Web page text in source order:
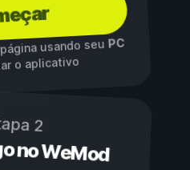
usando seuPC
o aplicativo
2
no WeMod